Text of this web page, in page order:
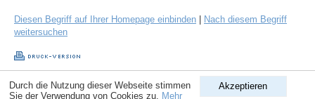
Diesen Begriff auf Ihrer Homepage einbinden
Nach diesem Begriff
weitersuchen
Akzeptieren
Durch die Nutzung dieser Webseite stimmen
Sie der Verwendung von Cookies zu. Mehr
Copyright © 1998-2026ComputerLexikon.Com| All rights reserved.